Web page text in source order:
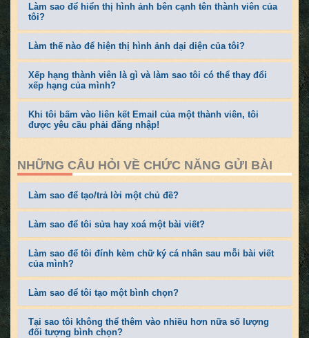
Làm sao để hiển thị hình ảnh bên cạnh tên thành viên của
tôi?
Làm thế nào để hiện thị hình ảnh dại diện của tôi?
Xếp hạng thành viên là gì và làm sao tôi có thể thay đổi
xếp hạng của mình?
Khi tôi bấm vào liên kết Email của một thành viên, tôi
được yêu cầu phải đăng nhập!
NHỮNG CÂU HỎI VỀ CHỨC NĂNG GỬI BÀI
Làm sao để tạo/trả lời một chủ đề?
Làm sao để tôi sửa hay xoá một bài viết?
Làm sao để tôi đính kèm chữ ký cá nhân sau mỗi bài viết
của mình?
Làm sao để tôi tạo một bình chọn?
Tại sao tôi không thể thêm vào nhiều hơn nữa số lượng
đối tượng bình chọn?